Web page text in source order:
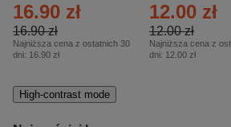
16.90 zł
16.90 zł
Najniższa cena z ostatnich 30
dni: 16.90 zł
12.00 zł
12.00 zł
Najniższa cena z
dni: 12.00 zł
High-contrast mode